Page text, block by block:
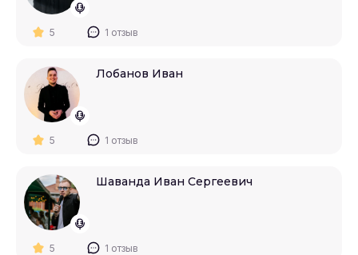
5 1 отзыв
Лобанов Иван
5 1 отзыв
Шаванда Иван Сергеевич
5 1 отзыв